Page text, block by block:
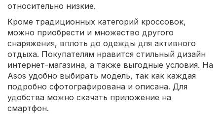
относительно низкие.
Кроме традиционных категорий кроссовок,
можно приобрести и множество другого
снаряжения, вплоть до одежды для активного
отдыха. Покупателям нравится стильный дизайн
интернет-магазина, а также выгодные условия. На
Asos удобно выбирать модель, так как каждая
подробно сфотографирована и описана. Для
удобства можно скачать приложение на
смартфон.